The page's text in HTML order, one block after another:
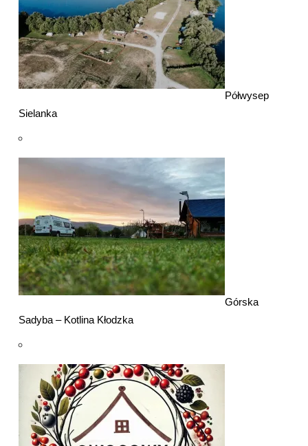
Półwysep
Sielanka
Górska
Sadyba – Kotlina Kłodzka